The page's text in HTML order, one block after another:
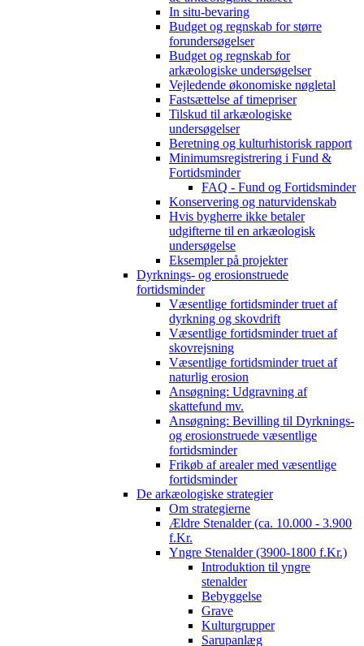
In situ-bevaring
Budget og regnskab for større
forundersøgelser
Budget og regnskab for
arkæologiske undersøgelser
Vejledende økonomiske nøgletal
Fastsættelse af timepriser
Tilskud til arkæologiske
undersøgelser
Beretning og kulturhistorisk rapport
Minimumsregistrering i Fund &
Fortidsminder
FAQ - Fund og Fortidsminder
Konservering og naturvidenskab
Hvis bygherre ikke betaler
udgifterne til en arkæologisk
undersøgelse
Eksempler på projekter
Dyrknings- og erosionstruede
fortidsminder
Væsentlige fortidsminder truet af
dyrkning og skovdrift
Væsentlige fortidsminder truet af
skovrejsning
Væsentlige fortidsminder truet af
naturlig erosion
Ansøgning: Udgravning af
skattefund mv.
Ansøgning: Bevilling til Dyrknings-
og erosionstruede væsentlige
fortidsminder
Frikøb af arealer med væsentlige
fortidsminder
De arkæologiske strategier
Om strategierne
Ældre Stenalder (ca. 10.000 - 3.900
f.Kr.
Yngre Stenalder (3900-1800 f.Kr.)
Introduktion til yngre
stenalder
Bebyggelse
Grave
Kulturgrupper
Sarupanlæg